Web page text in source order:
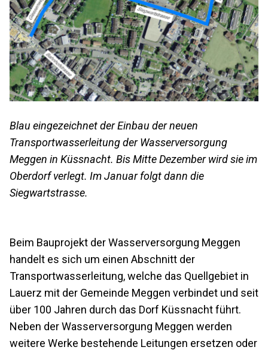
Blau eingezeichnet der Einbau der neuen
Transportwasserleitung der Wasserversorgung
Meggen in Küssnacht. Bis Mitte Dezember wird sie im
Oberdorf verlegt. Im Januar folgt dann die
Siegwartstrasse.
Beim Bauprojekt der Wasserversorgung Meggen
handelt es sich um einen Abschnitt der
Transportwasserleitung, welche das Quellgebiet in
Lauerz mit der Gemeinde Meggen verbindet und seit
über 100 Jahren durch das Dorf Küssnacht führt.
Neben der Wasserversorgung Meggen werden
weitere Werke bestehende Leitungen ersetzen oder